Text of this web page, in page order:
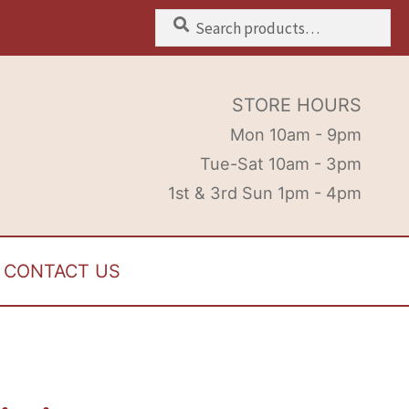
Search
for:
Search
STORE HOURS
Mon 10am - 9pm
Tue-Sat 10am - 3pm
1st & 3rd Sun 1pm - 4pm
CONTACT US